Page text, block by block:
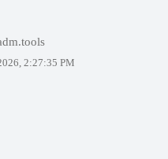
2:27:35 PM